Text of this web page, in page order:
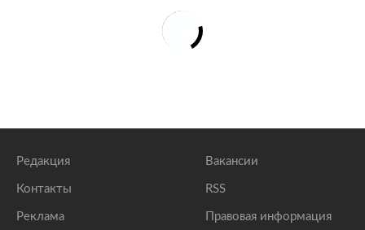
Редакция
Контакты
Реклама
Вакансии
RSS
Правовая информация